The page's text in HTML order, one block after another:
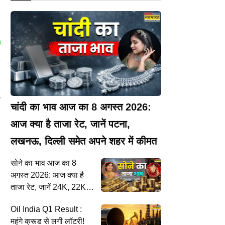
चांदी का भाव आज का 8 अगस्त 2026:
आज क्या है ताजा रेट, जानें पटना,
लखनऊ, दिल्ली समेत अपने शहर में कीमत
सोने का भाव आज का 8
अगस्त 2026: आज क्या है
ताजा रेट, जानें 24K, 22K,
के दाम
Oil India Q1 Result :
महंगे क्रूड से लगी लॉटरी!